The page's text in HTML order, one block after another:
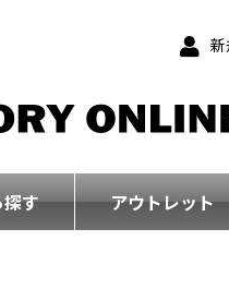
す アウトレット